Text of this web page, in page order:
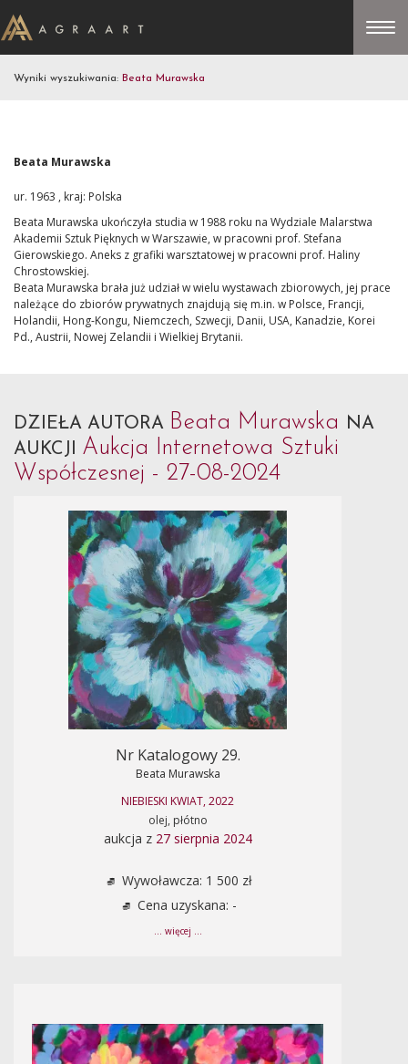
Wyniki wyszukiwania: Beata Murawska
Beata Murawska
ur. 1963 , kraj: Polska
Beata Murawska ukończyła studia w 1988 roku na Wydziale Malarstwa
Akademii Sztuk Pięknych w Warszawie, w pracowni prof. Stefana
Gierowskiego. Aneks z grafiki warsztatowej w pracowni prof. Haliny
Chrostowskiej.
Beata Murawska brała już udział w wielu wystawach zbiorowych, jej prace
należące do zbiorów prywatnych znajdują się m.in. w Polsce, Francji,
Holandii, Hong-Kongu, Niemczech, Szwecji, Danii, USA, Kanadzie, Korei
Pd., Austrii, Nowej Zelandii i Wielkiej Brytanii.
DZIEŁA AUTORA Beata Murawska NA
AUKCJI Aukcja Internetowa Sztuki
Współczesnej - 27-08-2024
Nr Katalogowy 29.
Beata Murawska
NIEBIESKI KWIAT, 2022
olej, płótno
aukcja z 27 sierpnia 2024
Wywoławcza: 1 500 zł
Cena uzyskana: -
... więcej ...